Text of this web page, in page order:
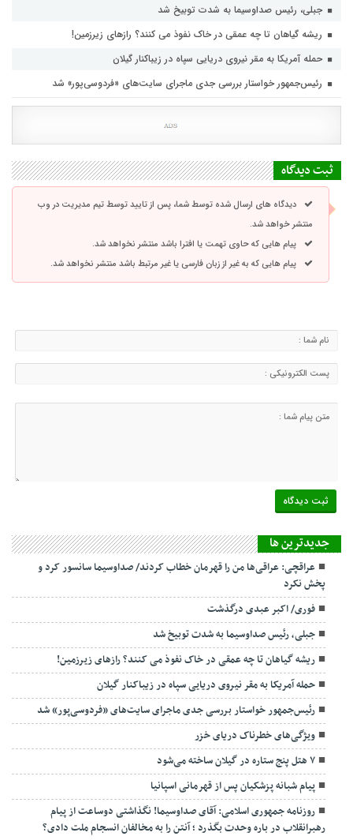
جبلی، رئیس صداوسیما به شدت توبیخ شد
ریشه گیاهان تا چه عمقی در خاک نفوذ می کنند؟ رازهای زیرزمین!
حمله آمریکا به مقر نیروی دریایی سپاه در زیباکنار گیلان
رئیس‌جمهور خواستار بررسی جدی ماجرای سایت‌های «فردوسی‌پور» شد
ثبت دیدگاه
دیدگاه های ارسال شده توسط شما، پس از تایید توسط تیم مدیریت در وب
منتشر خواهد شد.
پیام هایی که حاوی تهمت یا افترا باشد منتشر نخواهد شد.
پیام هایی که به غیر از زبان فارسی یا غیر مرتبط باشد منتشر نخواهد شد.
جديدترين ها
عراقچی: عراقی‌ها من را قهرمان خطاب کردند/ صداوسیما سانسور کرد و
پخش نکرد
فوری/ اکبر عبدی درگذشت
جبلی، رئیس صداوسیما به شدت توبیخ شد
ریشه گیاهان تا چه عمقی در خاک نفوذ می کنند؟ رازهای زیرزمین!
حمله آمریکا به مقر نیروی دریایی سپاه در زیباکنار گیلان
رئیس‌جمهور خواستار بررسی جدی ماجرای سایت‌های «فردوسی‌پور» شد
ویژگی‌های خطرناک دریای خزر
۷ هتل پنج ستاره در گیلان ساخته می‌شود
پیام شبانه پزشکیان پس از قهرمانی اسپانیا
روزنامه جمهوری اسلامی: آقای صداوسیما! نگذاشتی دوساعت از پیام
رهبرانقلاب در باره وحدت بگذرد ؛ آنتن را به مخالفان انسجام ملت دادی؟